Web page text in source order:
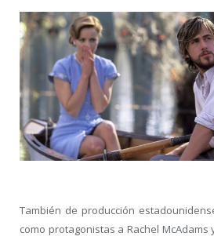
También de producción
como protagonistas a Rachel McAdams